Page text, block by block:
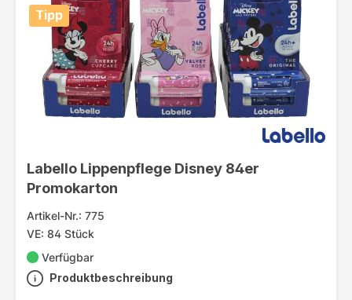
Tipp
Labello Lippenpflege Disney 84er
Promokarton
Artikel-Nr.: 775
VE: 84 Stück
Verfügbar
Produktbeschreibung